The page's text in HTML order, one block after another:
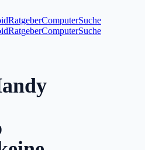
RatgeberComputerSuche
RatgeberComputerSuche